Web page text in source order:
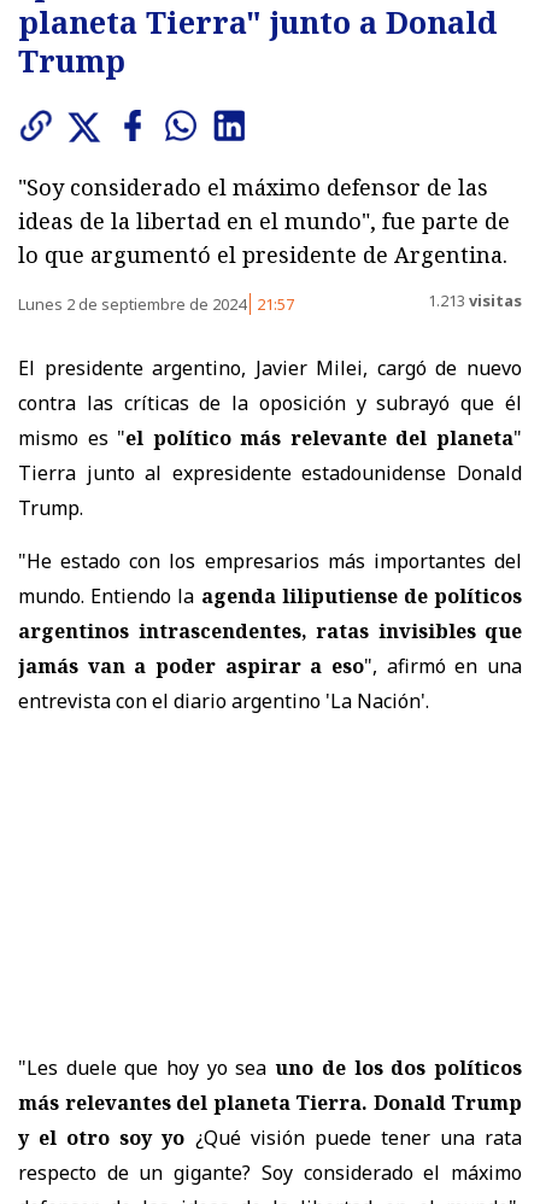
planeta Tierra" junto a Donald
Trump
"Soy considerado el máximo defensor de las
ideas de la libertad en el mundo", fue parte de
lo que argumentó el presidente de Argentina.
Lunes 2 de septiembre de 2024 21:57 1.213 visitas
El presidente argentino, Javier Milei, cargó de nuevo
contra las críticas de la oposición y subrayó que él
mismo es "el político más relevante del planeta"
Tierra junto al expresidente estadounidense Donald
Trump.
"He estado con los empresarios más importantes del
mundo. Entiendo la agenda liliputiense de políticos
argentinos intrascendentes, ratas invisibles que
jamás van a poder aspirar a eso", afirmó en una
entrevista con el diario argentino 'La Nación'.
"Les duele que hoy yo seauno de los dos políticos
más relevantes del planeta Tierra. Donald Trump
y el otro soy yo ¿Qué visión puede tener una rata
respecto de un gigante? Soy considerado el máximo